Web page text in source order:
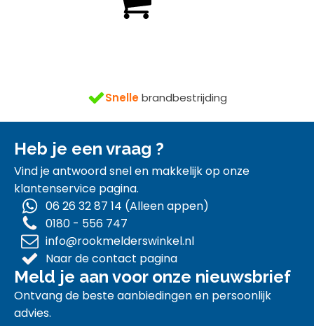
€ 22,50.
Snellebrandbestrijding
Heb je een vraag ?
Vind je antwoord snel en makkelijk op onze
klantenservice pagina.
06 26 32 87 14 (Alleen appen)
0180 - 556 747
info@rookmelderswinkel.nl
Naar de contact pagina
Meld je aan voor onze nieuwsbrief
Ontvang de beste aanbiedingen en persoonlijk
advies.